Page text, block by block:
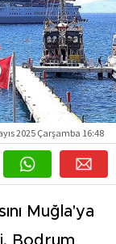
2025 Çarşamba 16:48
Muğla'ya
Bodrum